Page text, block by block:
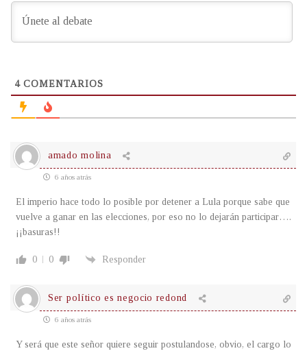
4COMENTARIOS
amado molina
6 años atrás
El imperio hace todo lo posible por detener a Lula porque sabe que
vuelve a ganar en las elecciones, por eso no lo dejarán participar….
¡¡basuras!!
0 0 Responder
Ser político es negocio redond
6 años atrás
Y será que este señor quiere seguir postulandose, obvio, el cargo lo